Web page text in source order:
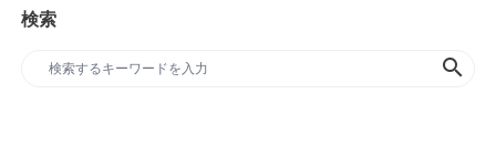
検索
search